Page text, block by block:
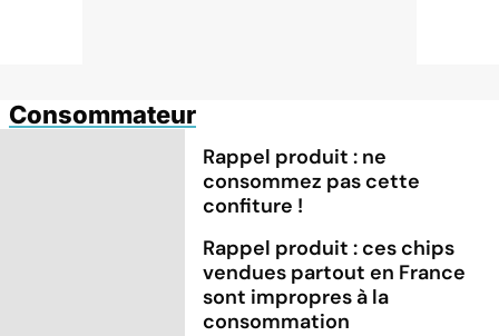
Consommateur
Rappel produit : ne
consommez pas cette
confiture !
Rappel produit : ces chips
vendues partout en France
sont impropres à la
consommation